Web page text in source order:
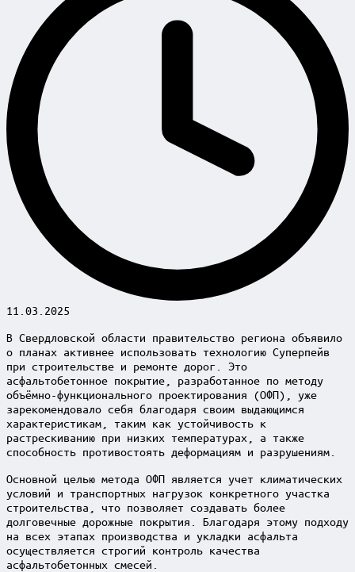
11.03.2025
В Свердловской области правительство региона объявило
о планах активнее использовать технологию Суперпейв
при строительстве и ремонте дорог. Это
асфальтобетонное покрытие, разработанное по методу
объёмно-функционального проектирования (ОФП), уже
зарекомендовало себя благодаря своим выдающимся
характеристикам, таким как устойчивость к
растрескиванию при низких температурах, а также
способность противостоять деформациям и разрушениям.
Основной целью метода ОФП является учет климатических
условий и транспортных нагрузок конкретного участка
строительства, что позволяет создавать более
долговечные дорожные покрытия. Благодаря этому подходу
на всех этапах производства и укладки асфальта
осуществляется строгий контроль качества
асфальтобетонных смесей.